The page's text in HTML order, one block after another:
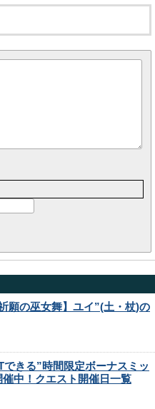
願の巫女舞】ユイ”(土・杖)の
きる”時間限定ボーナスミッ
中！クエスト開催日一覧